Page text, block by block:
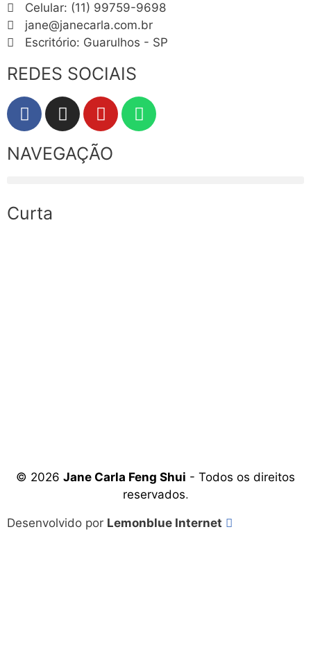
Celular: (11) 99759-9698
jane@janecarla.com.br
Escritório: Guarulhos - SP
REDES SOCIAIS
NAVEGAÇÃO
Curta
© 2026 Jane Carla Feng Shui - Todos os direitos
reservados.
Desenvolvido por Lemonblue Internet